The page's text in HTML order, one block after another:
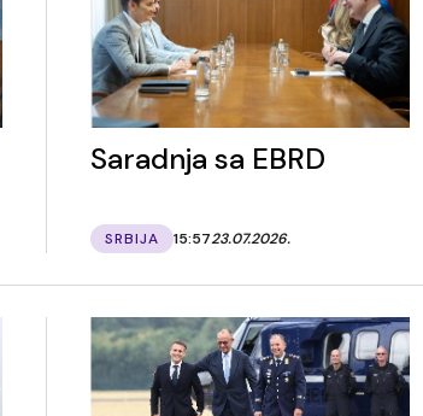
Saradnja sa EBRD
SRBIJA 15:5723.07.2026.